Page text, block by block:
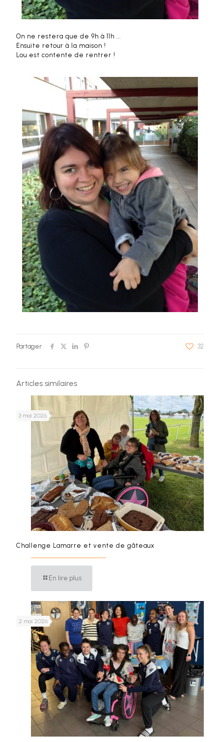
On ne restera que de 9h à 11h ...
Ensuite retour à la maison !
Lou est contente de rentrer !
Partager 32
Articles similaires
3 mai 2026
Challenge Lamarre et vente de gâteaux
En lire plus
2 mai 2026